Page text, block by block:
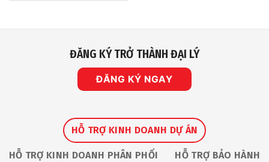
ĐĂNG KÝ TRỞ THÀNH ĐẠI LÝ
ĐĂNG KÝ NGAY
HỖ TRỢ KINH DOANH DỰ ÁN
HỖ TRỢ KINH DOANH PHÂN PHỐI HỖ TRỢ BẢO HÀNH